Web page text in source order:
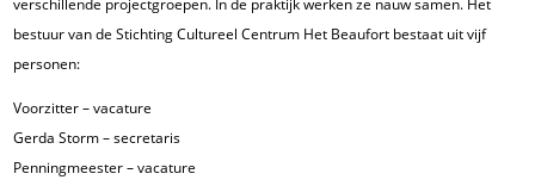
verschillende projectgroepen. In de praktijk werken ze nauw samen. Het
bestuur van de Stichting Cultureel Centrum Het Beaufort bestaat uit vijf
personen:
Voorzitter – vacature
Gerda Storm – secretaris
Penningmeester – vacature